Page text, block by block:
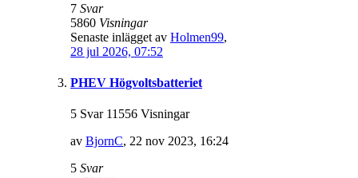
7 Svar
5860 Visningar
Senaste inlägget av Holmen99,
28 jul 2026, 07:52
PHEV Högvoltsbatteriet
5 Svar 11556 Visningar
av BjornC, 22 nov 2023, 16:24
5 Svar